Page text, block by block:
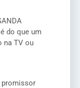
do que um
na TV ou
promissor